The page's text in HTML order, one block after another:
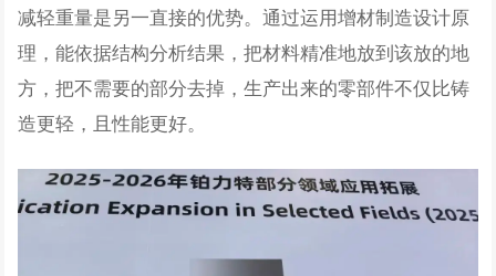
减轻重量是另一直接的优势。通过运用增材制造设计原
理，能依据结构分析结果，把材料精准地放到该放的地
方，把不需要的部分去掉，生产出来的零部件不仅比铸
造更轻，且性能更好。